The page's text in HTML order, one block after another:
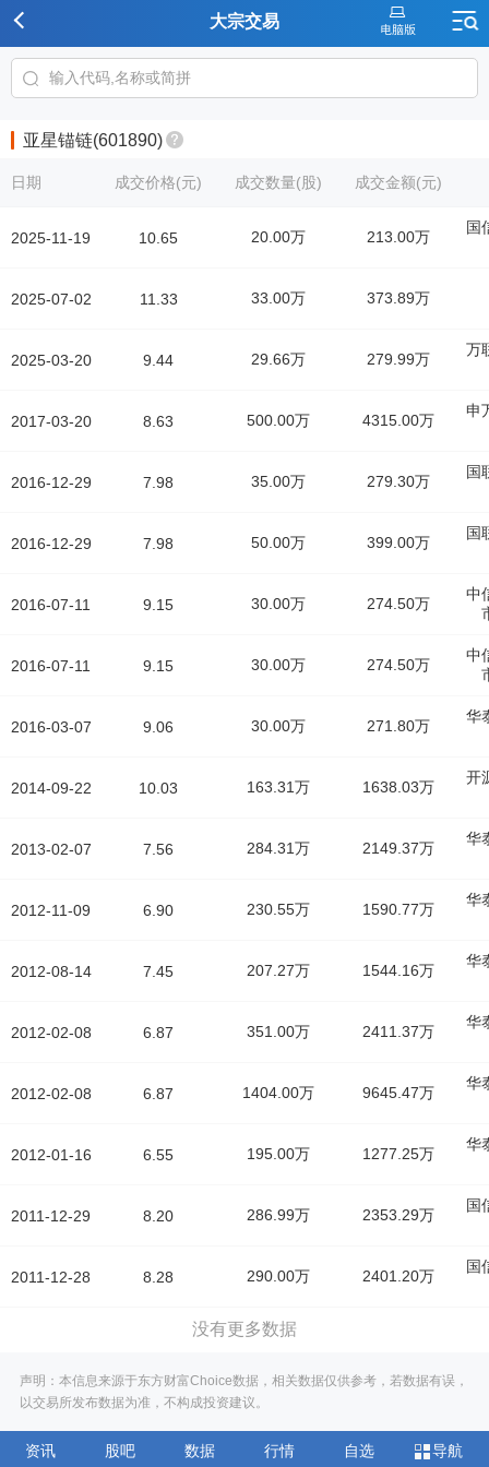
大宗交易
亚星锚链(601890)
日期
2025-11-19
2025-07-02
2025-03-20
2017-03-20
2016-12-29
2016-12-29
2016-07-11
2016-07-11
2016-03-07
2014-09-22
2013-02-07
2012-11-09
2012-08-14
2012-02-08
2012-02-08
2012-01-16
2011-12-29
2011-12-28
成交价格(元) 成交数量(股) 成交金额(元)
10.65 20.00万 213.00万
国
11.33 33.00万 373.89万
9.44 29.66万 279.99万
万
8.63 500.00万 4315.00万
申
7.98 35.00万 279.30万
国
7.98 50.00万 399.00万
国
9.15 30.00万 274.50万
中
9.15 30.00万 274.50万
中
9.06 30.00万 271.80万
华
10.03 163.31万 1638.03万
开
7.56 284.31万 2149.37万
华
6.90 230.55万 1590.77万
华
7.45 207.27万 1544.16万
华
6.87 351.00万 2411.37万
华
6.87 1404.00万 9645.47万
华
6.55 195.00万 1277.25万
华
8.20 286.99万 2353.29万
国
8.28 290.00万 2401.20万
国
没有更多数据
声明：本信息来源于东方财富Choice数据，相关数据仅供参考，若数据有误，
以交易所发布数据为准，不构成投资建议。
资讯 股吧 数据 行情 自选 导航